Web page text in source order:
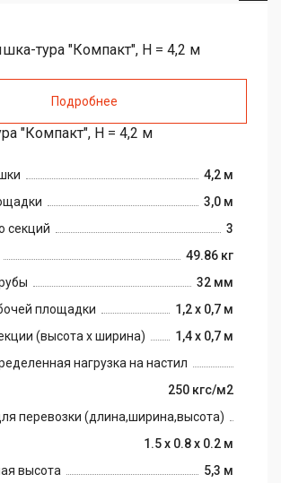
Подробнее
"Компакт", H = 4,2 м
4,2 м
3,0 м
секций
3
49.86 кг
32 мм
площадки
1,2 х 0,7 м
(высота х ширина)
1,4 х 0,7 м
нагрузка на настил
250 кгс/м2
перевозки (длина,ширина,высота)
1.5 х 0.8 х 0.2 м
высота
5,3 м